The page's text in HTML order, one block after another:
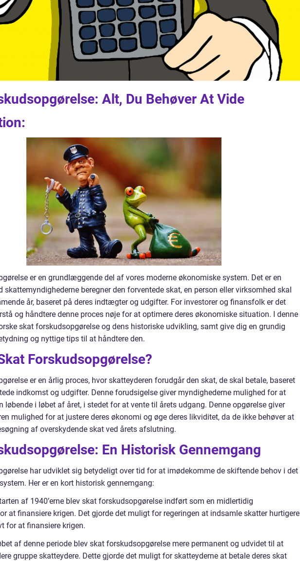
Alt, Du Behøver At Vide
er en grundlæggende del af vores moderne økonomiske system. Det er en
skattemyndighederne beregner den forventede skat, en person eller virksomhed skal
år, baseret på deres indtægter og udgifter. For investorer og finansfolk er det
og håndtere denne proces nøje for at optimere deres økonomiske situation. I denne
skat forskudsopgørelse og dens historiske udvikling, samt give dig en grundig
og nyttige tips til at håndtere den.
Forskudsopgørelse?
er en årlig proces, hvor skatteyderen forudgår den skat, de skal betale, baseret
indkomst og udgifter. Denne forudsigelse giver myndighederne mulighed for at
løbende i løbet af året, i stedet for at vente til årets udgang. Denne opgørelse giver
mulighed for at justere deres økonomi og øge deres likviditet, da de ikke behøver at
af overskydende skat ved årets afslutning.
En Historisk Gennemgang
har udviklet sig betydeligt over tid for at imødekomme de skiftende behov i det
Her er en kort historisk gennemgang:
af 1940’erne blev skat forskudsopgørelse indført som en midlertidig
at finansiere krigen. Det gjorde det muligt for regeringen at indsamle skatter hurtigere
for at finansiere krigen.
af denne periode blev skat forskudsopgørelse mere permanent og udvidet til at
gruppe skatteydere. Dette gjorde det muligt for skatteyderne at betale deres skat